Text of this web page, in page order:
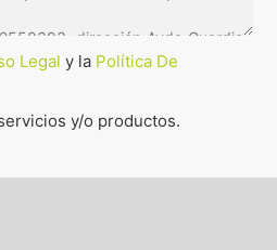
Legal y la Política De
y/o productos.